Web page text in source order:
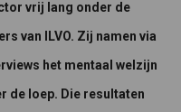
vrij lang onder de
van ILVO. Zij namen via
het mentaal welzijn
de loep. Die resultaten